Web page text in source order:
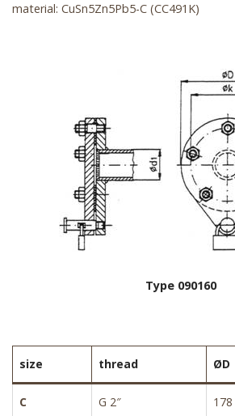
material: CuSn5Zn5Pb5-C (CC491K)
Type 090160
size thread ØD
C G 2″ 178